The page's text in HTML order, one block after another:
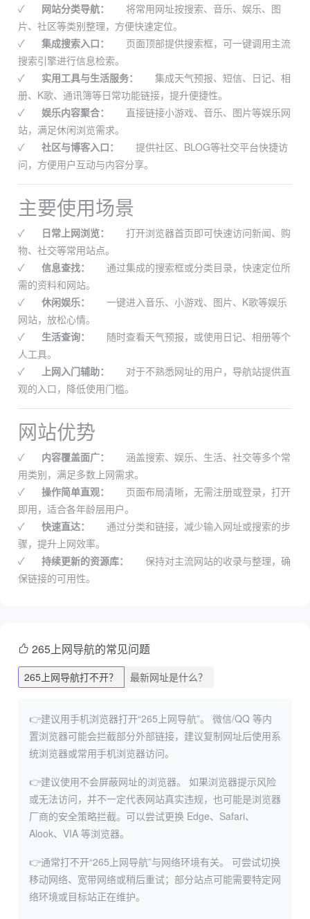
✓ 网站分类导航：
将常用网址按搜索、音乐、娱乐、图
片、社区等类别整理，方便快速定位。
✓
集成搜索入口：
页面顶部提供搜索框，可一键调用主流
搜索引擎进行信息检索。
✓
实用工具与生活服务：
集成天气预报、短信、日记、相
册、K歌、通讯簿等日常功能链接，提升便捷性。
✓
娱乐内容聚合：
直接链接小游戏、音乐、图片等娱乐网
站，满足休闲浏览需求。
✓
社区与博客入口：
提供社区、BLOG等社交平台快捷访
问，方便用户互动与内容分享。
主要使用场景
✓ 日常上网浏览：
打开浏览器首页即可快速访问新闻、购
物、社交等常用站点。
✓
信息查找：
通过集成的搜索框或分类目录，快速定位所
需的资料和网站。
✓
休闲娱乐：
一键进入音乐、小游戏、图片、K歌等娱乐
网站，放松心情。
✓
生活查询：
随时查看天气预报，或使用日记、相册等个
人工具。
✓
上网入门辅助：
对于不熟悉网址的用户，导航站提供直
观的入口，降低使用门槛。
网站优势
✓ 内容覆盖面广：
涵盖搜索、娱乐、生活、社交等多个常
用类别，满足多数上网需求。
✓
操作简单直观：
页面布局清晰，无需注册或登录，打开
即用，适合各年龄层用户。
✓
快速直达：
通过分类和链接，减少输入网址或搜索的步
骤，提升上网效率。
✓
持续更新的资源库：
保持对主流网站的收录与整理，确
保链接的可用性。
265上网导航的常见问题
265上网导航打不开？ 最新网址是什么？
👉建议用手机浏览器打开“265上网导航”。
微信/QQ 等内
置浏览器可能会拦截部分外部链接，建议复制网址后使用系
统浏览器或常用手机浏览器访问。
👉建议使用不会屏蔽网址的浏览器。
如果浏览器提示风险
或无法访问，并不一定代表网站真实违规，也可能是浏览器
厂商的安全策略拦截。可以尝试更换 Edge、Safari、
Alook、VIA 等浏览器。
👉通常打不开“265上网导航”与网络环境有关。
可尝试切换
移动网络、宽带网络或稍后重试；部分站点可能需要特定网
络环境或目标站正在维护。